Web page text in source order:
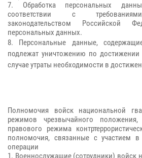
7. Обработка персональных
соответствии с
законодательством Российской
персональных данных.
8. Персональные данные,
подлежат уничтожению по
случае утраты необходимости в
Полномочия войск национальной
режимов чрезвычайного
правового режима
полномочия, связанные с участием в
операции
1. Военнослужащие (сотрудники) войск